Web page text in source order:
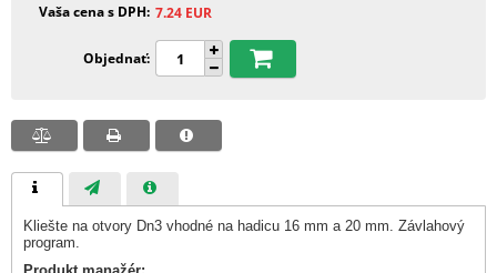
Vaša cena s DPH 7.24 EUR
Objednať
Kliešte na otvory Dn3 vhodné na hadicu 16 mm a 20 mm. Závlahový
program.